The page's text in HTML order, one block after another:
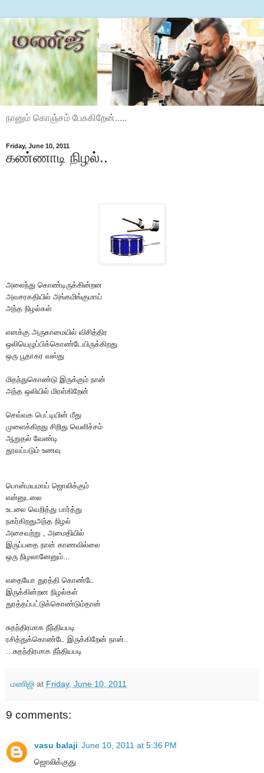
நானும் கொஞ்சம் பேசுகிறேன்.....
Friday, June 10, 2011
கண்ணாடி நிழல்..
அலைந்து கொண்டிருக்கின்றன
அவசரகதியில் அங்கமிங்குமாய்
அந்த நிழல்கள்
எனக்கு அருகாமையில் விசித்திர
ஒலியெழுப்பிக்கொண்டேயிருக்கிறது
ஒரு பூதாகர வஸ்து
மிதந்துகொண்டு இருக்கும் நான்
அந்த ஒலியில் மிரள்கிறேன்
செவ்வக பெட்டியின் மீது
முளைக்கிறது சிறிது வெளிச்சம்
ஆறுதல் வேண்டி
தூவப்படும் உணவு
பொன்மயமாய் ஜொலிக்கும்
என்னுடலை
உடலை வெறித்து பார்த்து
நகர்கிறதுஅந்த நிழல்
அசைவற்று , அமைதியில்
இருப்பதை நான் காணவில்லை
ஒரு நிழலானேனும்...
எதையோ துரத்தி கொண்டே
இருக்கின்றன நிழல்கள்
துரத்தப்பட்டுக்கொண்டும்தான்
சுதந்திரமாக நீந்தியபடி
ரசித்துக்கொண்டே இருக்கிறேன் நான்..
...சுதந்திரமாக நீந்தியபடி
மணிஜி at Friday, June 10, 2011
9 comments:
vasu balaji June 10, 2011 at 5:36 PM
ஜொலிக்குது